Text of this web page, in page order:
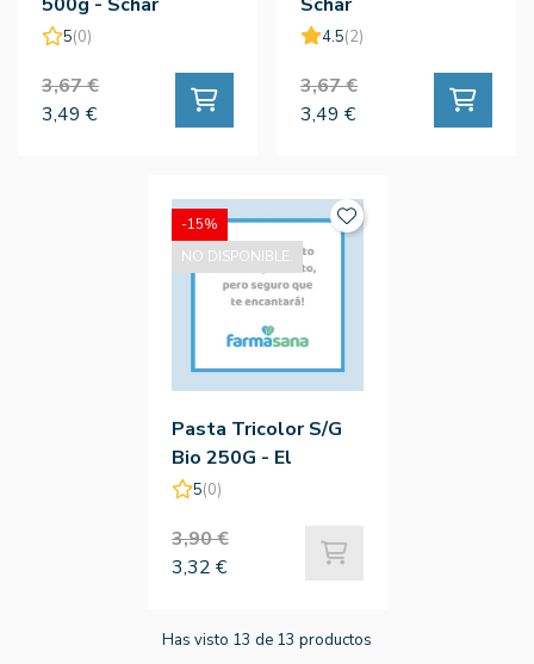
5(0)
3,67 €
3,49 €
4.5(2)
3,67 €
3,49 €
Pasta Tricolor S/G
Bio 250G - El
Granero
5(0)
3,90 €
3,32 €
-15%
NO DISPONIBLE.
Has visto 13 de 13 productos